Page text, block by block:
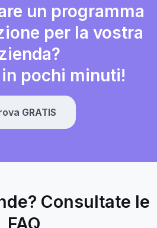
un programma
per la vostra
pochi minuti!
GRATIS
Consultate le
FAQ